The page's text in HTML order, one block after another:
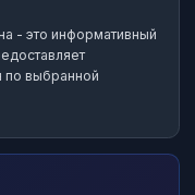
- это информативный
по выбранной